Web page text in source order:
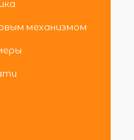
механизмом